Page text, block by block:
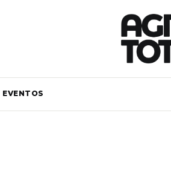
EVENTOS